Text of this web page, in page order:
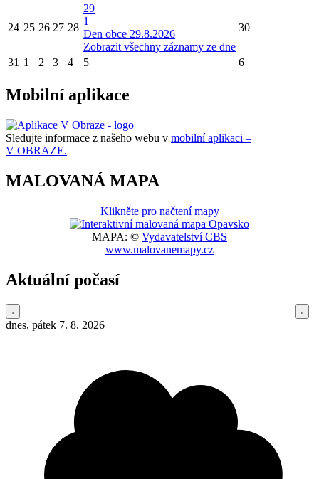
24 25 26 27 28
29
1
Den obce 29.8.2026
Zobrazit všechny záznamy ze dne
30
31 1 2 3 4 5 6
Mobilní aplikace
Sledujte informace z našeho webu v mobilní aplikaci –
V OBRAZE.
MALOVANÁ MAPA
Klikněte pro načtení mapy
MAPA: © Vydavatelství CBS
www.malovanemapy.cz
Aktuální počasí
dnes, pátek 7. 8. 2026